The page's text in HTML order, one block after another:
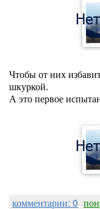
Чтобы от них
шкуркой.
А это первое
комментарии: 0